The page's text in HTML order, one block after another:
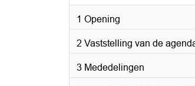
1 Opening
2 Vaststelling van de
3 Mededelingen